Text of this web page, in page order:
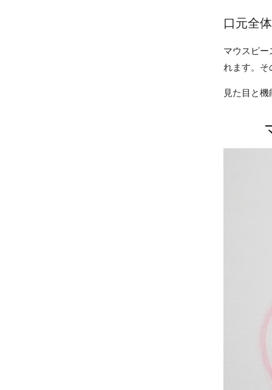
口元全
マウスピ
れます。
見た目と